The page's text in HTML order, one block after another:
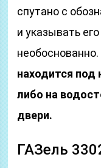
спутано с
и указывать
необоснованно.
находится под
либо на
двери.
ГАЗель